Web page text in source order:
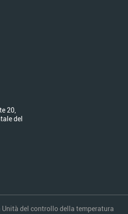
20,
del
del controllo della temperatura